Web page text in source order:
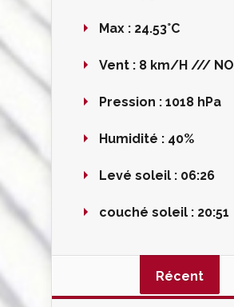
Max : 24.53°C
Vent : 8 km/H /// NO
Pression : 1018 hPa
Humidité : 40%
Levé soleil : 06:26
couché soleil : 20:51
Récent